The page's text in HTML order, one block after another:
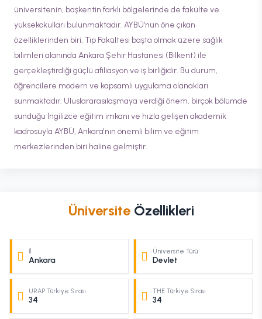
üniversitenin, başkentin farklı bölgelerinde de fakülte ve
yüksekokulları bulunmaktadır. AYBÜ'nün öne çıkan
özelliklerinden biri, Tıp Fakültesi başta olmak üzere sağlık
bilimleri alanında Ankara Şehir Hastanesi (Bilkent) ile
gerçekleştirdiği güçlü afiliasyon ve iş birliğidir. Bu durum,
öğrencilere modern ve kapsamlı uygulama olanakları
sunmaktadır. Uluslararasılaşmaya verdiği önem, birçok bölümde
sunduğu İngilizce eğitim imkanı ve hızla gelişen akademik
kadrosuyla AYBÜ, Ankara'nın önemli bilim ve eğitim
merkezlerinden biri haline gelmiştir.
Üniversite Özellikleri
İl
Ankara
Üniversite Türü
Devlet
URAP Türkiye Sırası
34
THE Türkiye Sırası
34